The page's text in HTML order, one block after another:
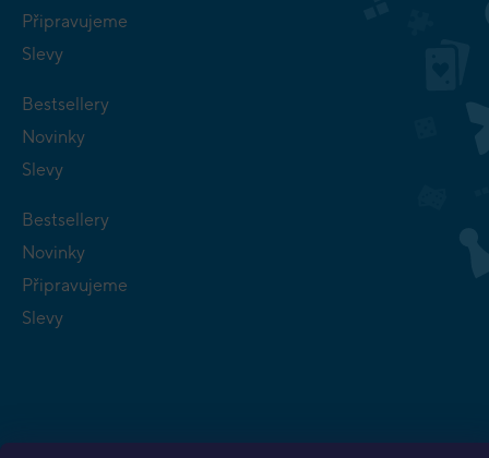
Připravujeme
Slevy
Bestsellery
Novinky
Slevy
Bestsellery
Novinky
Připravujeme
Slevy